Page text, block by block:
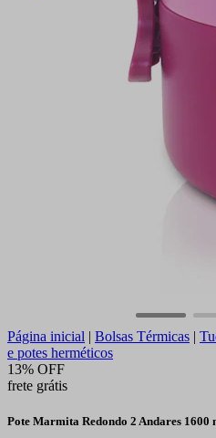
Página inicial | Bolsas Térmicas |
e potes herméticos
13% OFF
frete grátis
Pote Marmita Redondo 2 Andares 1600